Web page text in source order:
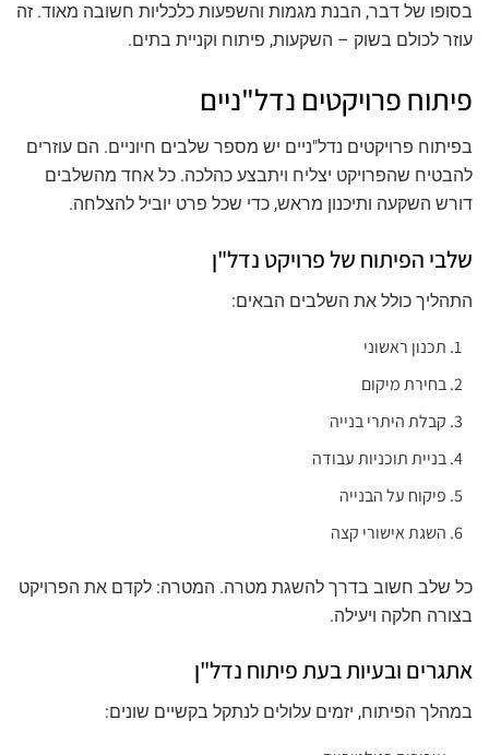
בסופו של דבר, הבנת מגמות והשפעות כלכליות חשובה מאוד. זה
עוזר לכולם בשוק – השקעות, פיתוח וקניית בתים.
פיתוח פרויקטים נדל"ניים
בפיתוח פרויקטים נדל"ניים יש מספר שלבים חיוניים. הם עוזרים
להבטיח שהפרויקט יצליח ויתבצע כהלכה. כל אחד מהשלבים
דורש השקעה ותיכנון מראש, כדי שכל פרט יוביל להצלחה.
שלבי הפיתוח של פרויקט נדל"ן
התהליך כולל את השלבים הבאים:
תכנון ראשוני
בחירת מיקום
קבלת היתרי בנייה
בניית תוכניות עבודה
פיקוח על הבנייה
השגת אישורי קצה
כל שלב חשוב בדרך להשגת מטרה. המטרה: לקדם את הפרויקט
בצורה חלקה ויעילה.
אתגרים ובעיות בעת פיתוח נדל"ן
במהלך הפיתוח, יזמים עלולים לנתקל בקשיים שונים: